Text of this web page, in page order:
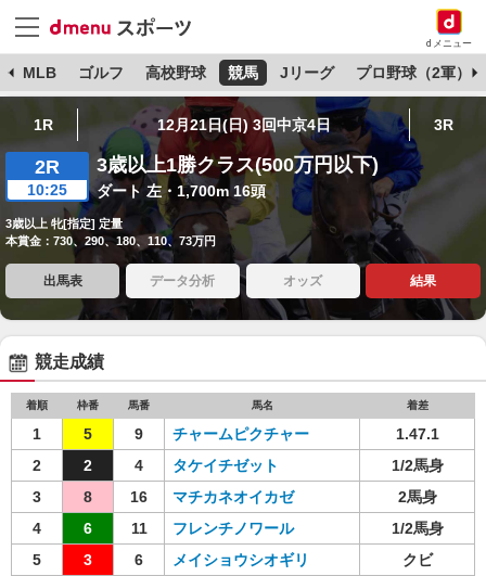
dメニュー
MLB ゴルフ 高校野球 競馬 Jリーグ プロ野球（2軍）
1R 12月21日(日) 3回中京4日 3R
2R
10:25
3歳以上1勝クラス(500万円以下)
ダート 左・1,700m 16頭
3歳以上 牝[指定] 定量
本賞金：730、290、180、110、73万円
出馬表 データ分析 オッズ 結果
競走成績
着順 枠番 馬番 馬名 着差
1 5 9 チャームピクチャー
1.47.1
2
2 4 タケイチゼット
1/2馬身
3
8 16 マチカネオイカゼ
2馬身
4
6 11 フレンチノワール
1/2馬身
5
3 6 メイショウシオギリ
クビ